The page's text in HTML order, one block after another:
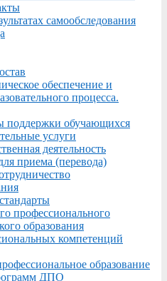
самообследования
обеспечение и
процесса.
поддержки обучающихся
услуги
деятельность
приема (перевода)
профессионального
образования
компетенций
образование
ДПО